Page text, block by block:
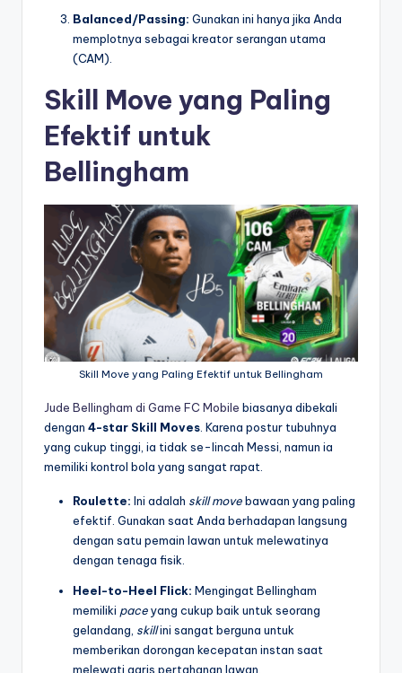
Balanced/Passing: Gunakan ini hanya jika Anda
memplotnya sebagai kreator serangan utama
(CAM).
Skill Move yang Paling
Efektif untuk
Bellingham
Skill Move yang Paling Efektif untuk Bellingham
Jude Bellingham di Game FC Mobile biasanya dibekali
dengan 4-star Skill Moves . Karena postur tubuhnya
yang cukup tinggi, ia tidak se-lincah Messi, namun ia
memiliki kontrol bola yang sangat rapat.
Roulette: Ini adalah skill movebawaan yang paling
efektif. Gunakan saat Anda berhadapan langsung
dengan satu pemain lawan untuk melewatinya
dengan tenaga fisik.
Heel-to-Heel Flick: Mengingat Bellingham
memiliki paceyang cukup baik untuk seorang
gelandang, skillini sangat berguna untuk
memberikan dorongan kecepatan instan saat
melewati garis pertahanan lawan.